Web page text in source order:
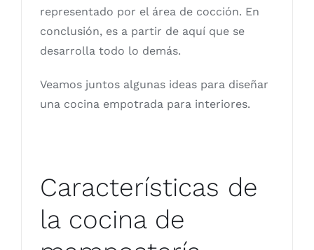
representado por el área de cocción. En
conclusión, es a partir de aquí que se
desarrolla todo lo demás.
Veamos juntos algunas ideas para diseñar
una cocina empotrada para interiores.
Características de
la cocina de